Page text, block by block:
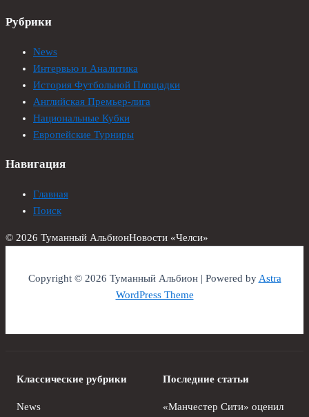
Рубрики
News
Интервью и Аналитика
История Футбольной Площадки
Английская Премьер-лига
Национальные Кубки
Европейские Турниры
Навигация
Главная
Поиск
© 2026 Туманный АльбионНовости «Челси»
Copyright © 2026 Туманный Альбион | Powered byAstra
WordPress Theme
Классические рубрики
News
Последние статьи
«Манчестер Сити» оценил